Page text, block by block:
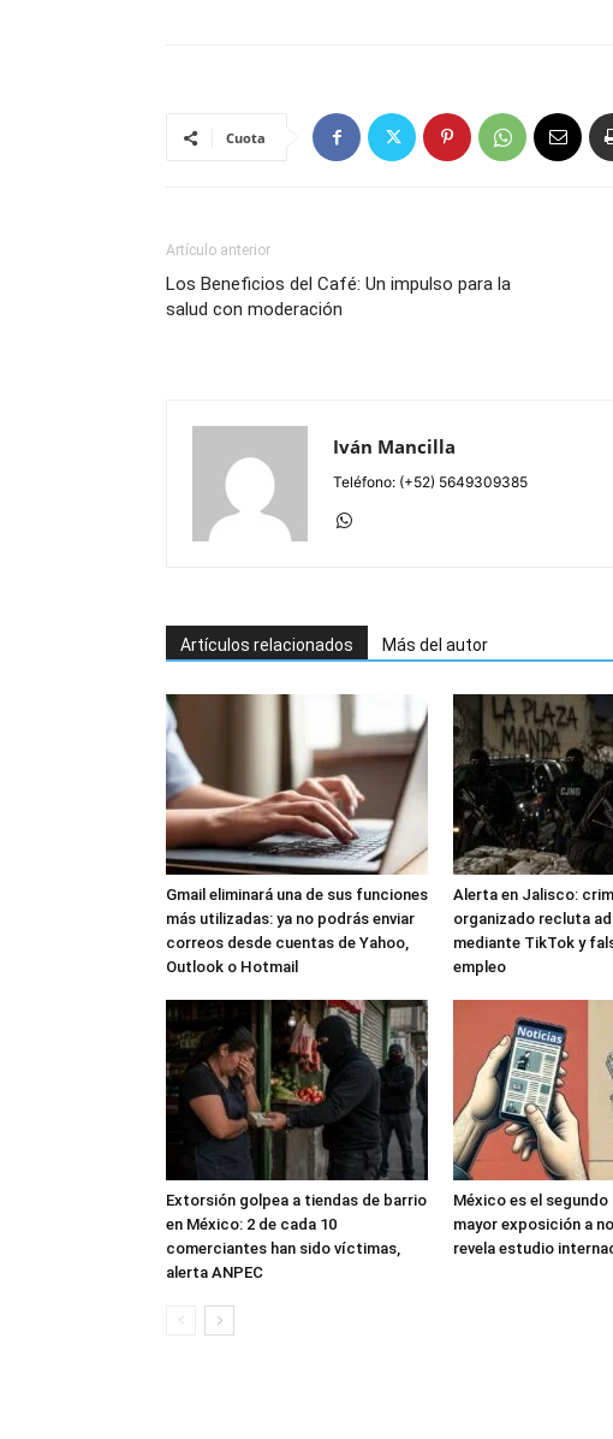
Cuota
Artículo anterior
Los Beneficios del Café: Un impulso para la
salud con moderación
Iván Mancilla
Teléfono: (+52) 5649309385
Artículos relacionados Más del autor
Gmail eliminará una de sus funciones
más utilizadas: ya no podrás enviar
correos desde cuentas de Yahoo,
Outlook o Hotmail
Alerta en Jalisco:
organizado recluta
mediante TikTok y
empleo
Extorsión golpea a tiendas de barrio
en México: 2 de cada 10
comerciantes han sido víctimas,
alerta ANPEC
México es el
mayor exposición a
revela estudio